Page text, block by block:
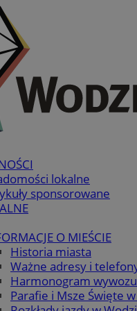
lokalne
sponsorowane
O MIEŚCIE
Historia miasta
Ważne adresy i
Harmonogram
Parafie i Msze Święte